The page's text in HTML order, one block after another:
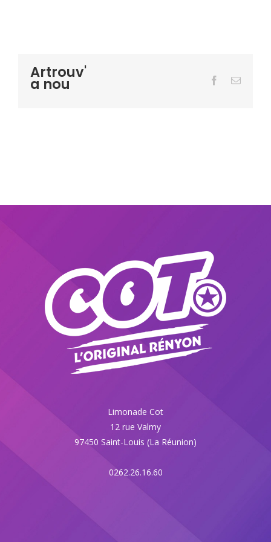
Artrouv'
a nou Facebook
Email
Limonade Cot
12 rue Valmy
97450 Saint-Louis (La Réunion)
0262.26.16.60